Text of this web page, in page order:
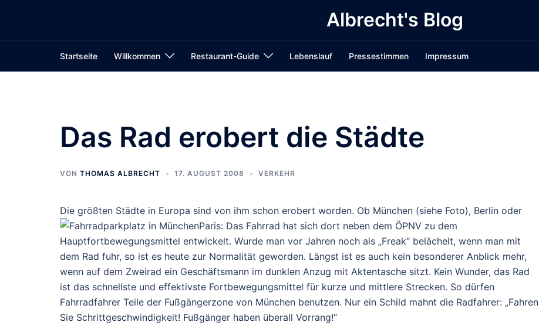
springen
Albrecht's Blog
Startseite Willkommen Restaurant-Guide Lebenslauf Pressestimmen Impressum
Das Rad erobert die Städte
VON THOMAS ALBRECHT 17. AUGUST 2008 VERKEHR
Die größten Städte in Europa sind von ihm schon erobert worden. Ob München (siehe Foto), Berlin oder
Paris: Das Fahrrad hat sich dort neben dem ÖPNV zu dem
Hauptfortbewegungsmittel entwickelt. Wurde man vor Jahren noch als „Freak“ belächelt, wenn man mit
dem Rad fuhr, so ist es heute zur Normalität geworden. Längst ist es auch kein besonderer Anblick mehr,
wenn auf dem Zweirad ein Geschäftsmann im dunklen Anzug mit Aktentasche sitzt. Kein Wunder, das Rad
ist das schnellste und effektivste Fortbewegungsmittel für kurze und mittlere Strecken. So dürfen
Fahrradfahrer Teile der Fußgängerzone von München benutzen. Nur ein Schild mahnt die Radfahrer: „Fahren
Sie Schrittgeschwindigkeit! Fußgänger haben überall Vorrang!“